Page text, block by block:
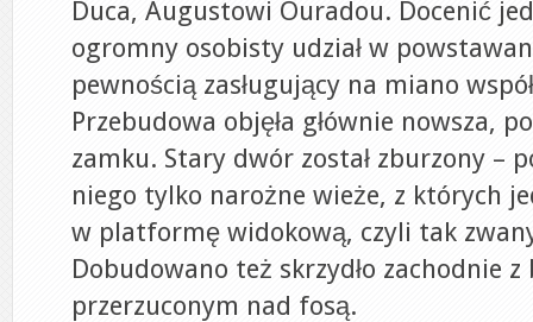
Duca, Augustowi Ouradou. Docenić
ogromny osobisty udział w
pewnością zasługujący na miano
Przebudowa objęła głównie nowsza,
zamku. Stary dwór został zburzony –
niego tylko narożne wieże, z których
w platformę widokową, czyli tak
Dobudowano też skrzydło zachodnie
przerzuconym nad fosą.